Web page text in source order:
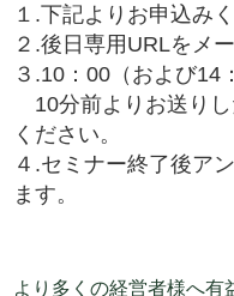
１.下記よりお申込みく
２.後日専用URLをメ
３.10：00（および14
10分前よりお送りし
ください。
４.セミナー終了後ア
ます。
より多くの経営者様へ有